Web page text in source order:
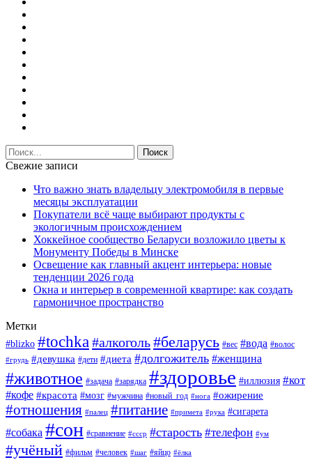
Свежие записи
Что важно знать владельцу электромобиля в первые
месяцы эксплуатации
Покупатели всё чаще выбирают продукты с
экологичным происхождением
Хоккейное сообщество Беларуси возложило цветы к
Монументу Победы в Минске
Освещение как главный акцент интерьера: новые
тенденции 2026 года
Окна и интерьер в современной квартире: как создать
гармоничное пространство
Метки
#blizko #tochka #алкоголь#беларусь #вес #вода #волос
#грудь #девушка #дети #диета #долгожитель #женщина
#животное #задача #зарядка #здоровье #иллюзия #кот
#кофе #красота #мозг #мужчина #новый_год #нога #ожирение
#отношения #палец #питание #примета #рука #сигарета
#собака #сон #сравнение #ссср #старость #телефон #ум
#учёный #фильм #человек #шаг #яйцо #ёлка